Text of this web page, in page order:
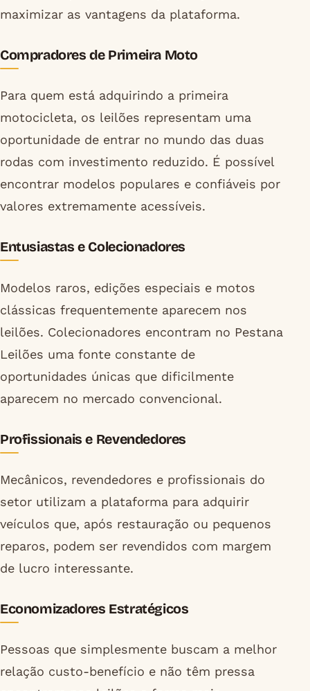
maximizar as vantagens da plataforma.
Compradores de Primeira Moto
Para quem está adquirindo a primeira
motocicleta, os leilões representam uma
oportunidade de entrar no mundo das duas
rodas com investimento reduzido. É possível
encontrar modelos populares e confiáveis por
valores extremamente acessíveis.
Entusiastas e Colecionadores
Modelos raros, edições especiais e motos
clássicas frequentemente aparecem nos
leilões. Colecionadores encontram no Pestana
Leilões uma fonte constante de
oportunidades únicas que dificilmente
aparecem no mercado convencional.
Profissionais e Revendedores
Mecânicos, revendedores e profissionais do
setor utilizam a plataforma para adquirir
veículos que, após restauração ou pequenos
reparos, podem ser revendidos com margem
de lucro interessante.
Economizadores Estratégicos
Pessoas que simplesmente buscam a melhor
relação custo-benefício e não têm pressa